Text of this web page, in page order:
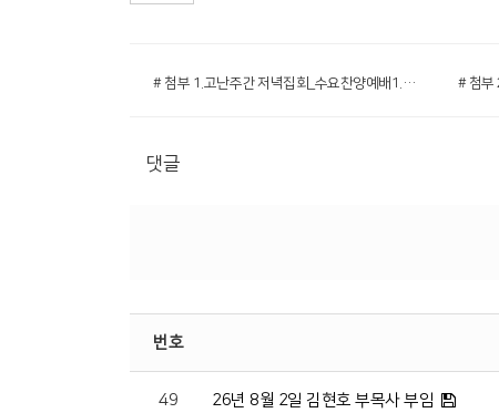
# 첨부 1.고난주간 저녁집회_수요찬양예배1.png
댓글
번호
49 26년 8월 2일 김현호 부목사 부임